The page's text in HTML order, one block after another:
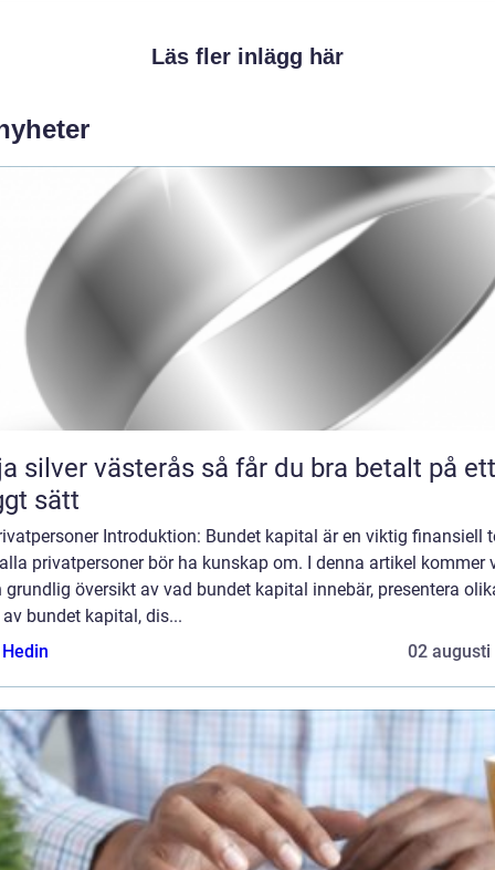
Läs fler inlägg här
västerås så får du bra betalt på ett
sätt
Introduktion: Bundet kapital är en viktig finansiell
privatpersoner bör ha kunskap om. I denna artikel kommer
grundlig översikt av vad bundet kapital innebär, presentera
bundet kapital, dis...
02 augusti